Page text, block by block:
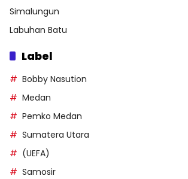
Simalungun
Labuhan Batu
Label
Bobby Nasution
Medan
Pemko Medan
Sumatera Utara
(UEFA)
Samosir